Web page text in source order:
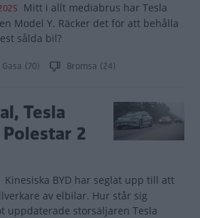
Mitt i allt mediabrus har Tesla
Model Y. Räcker det för att behålla
sålda bil?
Gasa (70) Bromsa (24)
Tesla
2
Kinesiska BYD har seglat upp till att
av elbilar. Hur står sig
uppdaterade storsäljaren Tesla